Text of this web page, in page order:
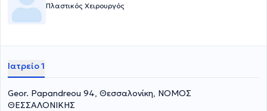
Πλαστικός Χειρουργός
Ιατρείο 1
Geor. Papandreou 94, Θεσσαλονίκη, ΝΟΜΟΣ
ΘΕΣΣΑΛΟΝΙΚΗΣ